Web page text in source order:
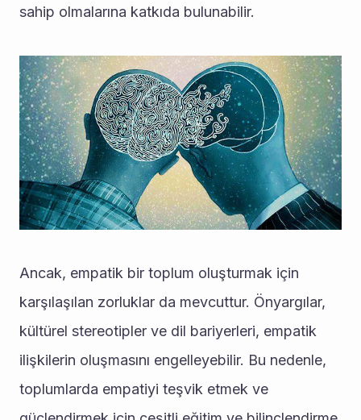
sahip olmalarına katkıda bulunabilir.
Ancak, empatik bir toplum oluşturmak için
karşılaşılan zorluklar da mevcuttur. Önyargılar,
kültürel stereotipler ve dil bariyerleri, empatik
ilişkilerin oluşmasını engelleyebilir. Bu nedenle,
toplumlarda empatiyi teşvik etmek ve